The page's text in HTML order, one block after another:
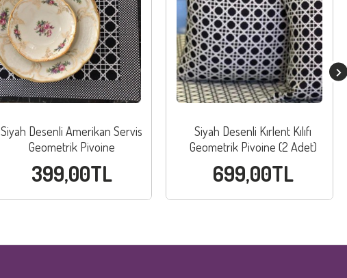
Siyah Desenli Amerikan Servis
Geometrik Pivoine
399,00TL
Siyah Desenli Kırlent Kılıfı
Geometrik Pivoine (2 Adet)
699,00TL